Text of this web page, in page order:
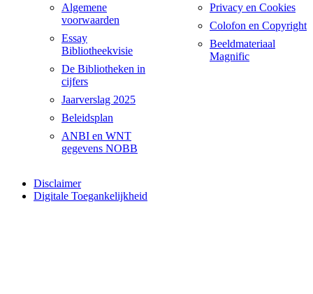
Algemene
voorwaarden
Essay
Bibliotheekvisie
De Bibliotheken in
cijfers
Jaarverslag 2025
Beleidsplan
ANBI en WNT
gegevens NOBB
Privacy en Cookies
Colofon en Copyright
Beeldmateriaal
Magnific
Disclaimer
Digitale Toegankelijkheid